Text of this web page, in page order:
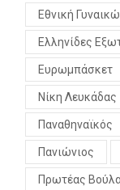
Εθνική
Ελληνίδες
Ευρωμπάσκετ
Νίκη Λευκάδας
Παναθηναϊκός
Πανιώνιος
Πρωτέας